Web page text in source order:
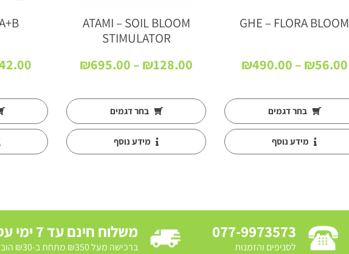
GHE – FLORA BLOOM
₪56.00
–
₪490.00
עד בחר דגמים
מידע נוסף
ATAMI – SOIL BLOOM
STIMULATOR
₪128.00
–
₪695.00
עד בחר דגמים
מידע נוסף
077-9973573
לסניפים והזמנות
משלוח חינם עד 7 ימי עסקים
ברכישה מעל ₪350 מתחת ב-₪30 הובלת מדרכה ב₪250